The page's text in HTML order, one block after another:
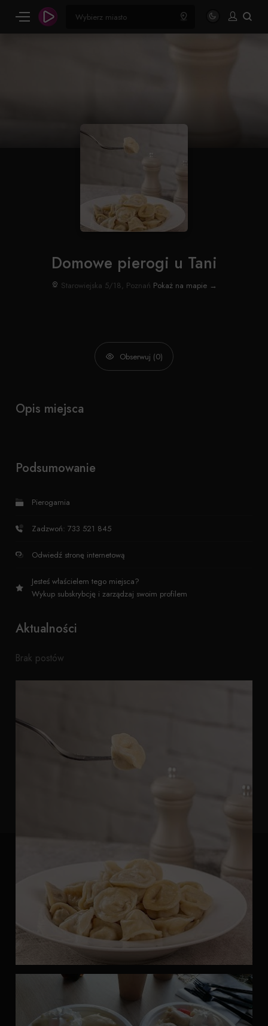
Domowe pierogi u Tani
Starowiejska 5/18, Poznań Pokaż na mapie →
Obserwuj (0)
Opis miejsca
Podsumowanie
Pierogarnia
Zadzwoń: 733 521 845
Odwiedź stronę internetową
Jesteś właścielem tego miejsca?
Wykup subskrybcję i zarządzaj swoim profilem
Aktualności
Brak postów